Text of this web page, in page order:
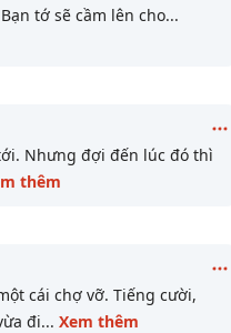
tớ sẽ cầm lên cho...
Nhưng đợi đến lúc đó thì
thêm
cái chợ vỡ. Tiếng cười,
đi... Xem thêm